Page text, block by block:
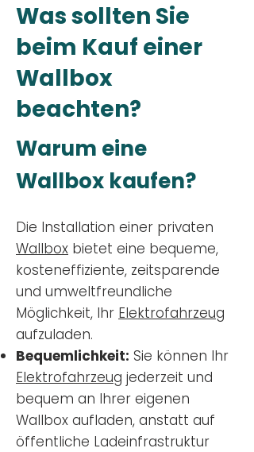
Was sollten Sie
beim Kauf einer
Wallbox
beachten?
Warum eine
Wallbox kaufen?
Die Installation einer privaten
Wallbox bietet eine bequeme,
kosteneffiziente, zeitsparende
und umweltfreundliche
Möglichkeit, Ihr Elektrofahrzeug
aufzuladen.
Bequemlichkeit: Sie können Ihr
Elektrofahrzeug jederzeit und
bequem an Ihrer eigenen
Wallbox aufladen, anstatt auf
öffentliche Ladeinfrastruktur